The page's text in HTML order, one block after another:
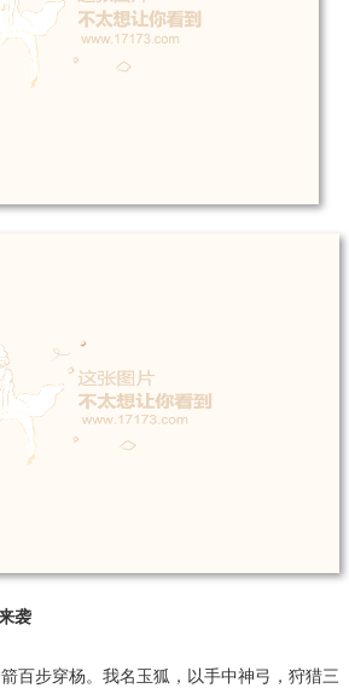
袭
百步穿杨。我名玉狐，以手中神弓，狩猎三